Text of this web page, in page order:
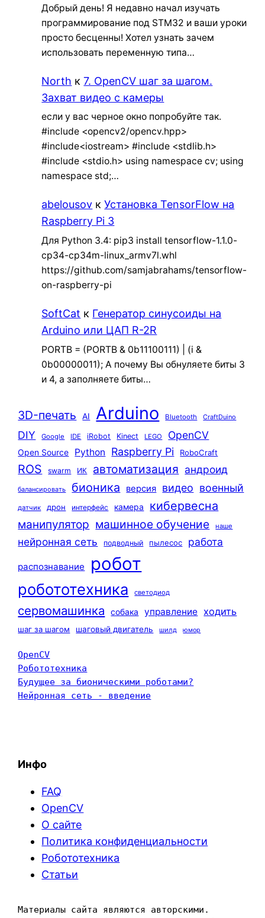
Добрый день! Я недавно начал изучать
программирование под STM32 и ваши уроки
просто бесценны! Хотел узнать зачем
использовать переменную типа…
North к7. OpenCV шаг за шагом.
Захват видео с камеры
если у вас черное окно попробуйте так.
#include <opencv2/opencv.hpp>
#include<iostream> #include <stdlib.h>
#include <stdio.h> using namespace cv; using
namespace std;…
abelousov кУстановка TensorFlow на
Raspberry Pi 3
Для Python 3.4: pip3 install tensorflow-1.1.0-
cp34-cp34m-linux_armv7l.whl
https://github.com/samjabrahams/tensorflow-
on-raspberry-pi
SoftCat к Генератор синусоиды на
Arduino или ЦАП R-2R
PORTB = (PORTB & 0b11100111) | (i &
0b00000011); А почему Вы обнуляете биты 3
и 4, а заполняете биты…
3D-печать AI Arduino Bluetooth CraftDuino
DIY Google IDE iRobot Kinect LEGO OpenCV
Open Source Python Raspberry Pi RoboCraft
ROS swarm ИК автоматизация андроид
балансировать бионика версия видео военный
датчик дрон интерфейс камера кибервесна
манипулятор машинное обучение наше
нейронная сеть подводный пылесос работа
распознавание робот
робототехника светодиод
сервомашинка собака управление ходить
шаг за шагом шаговый двигатель шилд юмор
OpenCV
Робототехника
Будущее за бионическими роботами?
Нейронная сеть - введение
Инфо
FAQ
OpenCV
О сайте
Политика конфиденциальности
Робототехника
Статьи
Материалы сайта являются авторскими.